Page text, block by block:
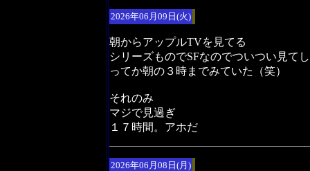
2026年06月09日(火)
朝からアップルTVを見てる
シリーズものでSFなのでついつい見て
ってか朝の３時までみていた（笑）
それのみ
マジで見過ぎ
１７時間。アホだ
2026年06月08日(月)